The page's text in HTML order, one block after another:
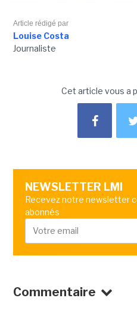
Article rédigé par
Louise Costa
Journaliste
Cet article vous a
NEWSLETTER LMI
Recevez notre newsletter
abonnés
Commentaire